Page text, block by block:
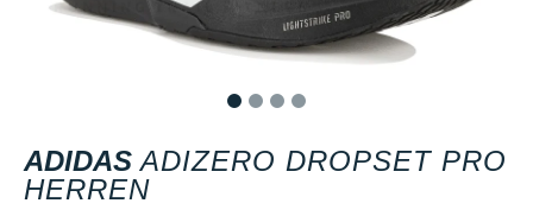
ADIDAS ADIZERO DROPSET PRO
HERREN